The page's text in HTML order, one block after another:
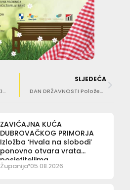
Izaslanstvo županije u Kini na sastanku čelnika te porinuću novog broda Atlantske plovidbe
SLJEDEĆA
DAN DRŽAVNOSTI Položeni vijenci i zapaljene svijeće na Boninovu i Vjetrenom mlinu
ZAVIČAJNA KUĆA
DUBROVAČKOG PRIMORJA
Izložba ‘Hvala na slobodi’
ponovno otvara vrata
posjetiteljima
Županija 05.08.2026